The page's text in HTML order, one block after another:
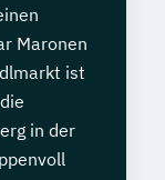
Maronen
ist
in der